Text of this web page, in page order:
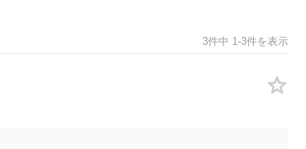
3件中 1-3件を表示